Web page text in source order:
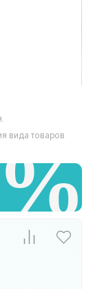
вида товаров